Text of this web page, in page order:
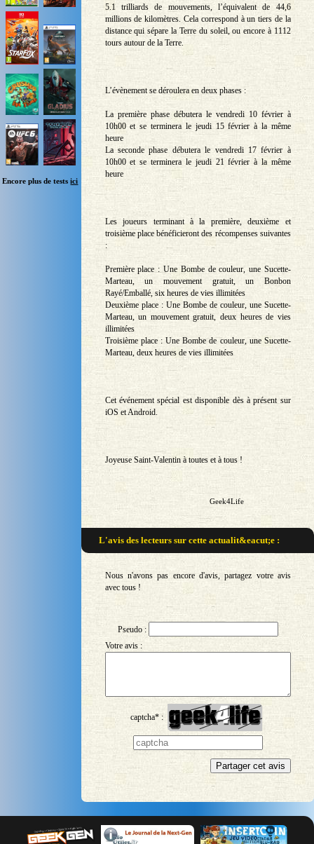
Encore plus de testsici
5.1 trilliards de mouvements, l’équivalent de 44,6
millions de kilomètres. Cela correspond à un tiers de la
distance qui sépare la Terre du soleil, ou encore à 1112
tours autour de la Terre.
L’évènement se déroulera en deux phases :
La première phase débutera le vendredi 10 février à
10h00 et se terminera le jeudi 15 février à la même
heure
La seconde phase débutera le vendredi 17 février à
10h00 et se terminera le jeudi 21 février à la même
heure
Les joueurs terminant à la première, deuxième et
troisième place bénéficieront des récompenses suivantes
:
Première place : Une Bombe de couleur, une Sucette-
Marteau, un mouvement gratuit, un Bonbon
Rayé/Emballé, six heures de vies illimitées
Deuxième place : Une Bombe de couleur, une Sucette-
Marteau, un mouvement gratuit, deux heures de vies
illimitées
Troisième place : Une Bombe de couleur, une Sucette-
Marteau, deux heures de vies illimitées
Cet événement spécial est disponible dès à présent sur
iOS et Android.
Joyeuse Saint-Valentin à toutes et à tous !
Geek4Life
L'avis des lecteurs surcette actualit&eacut;e :
Nous n'avons pas encore d'avis, partagez votre avis
avec tous !
Pseudo :
Votre avis :
captcha* :